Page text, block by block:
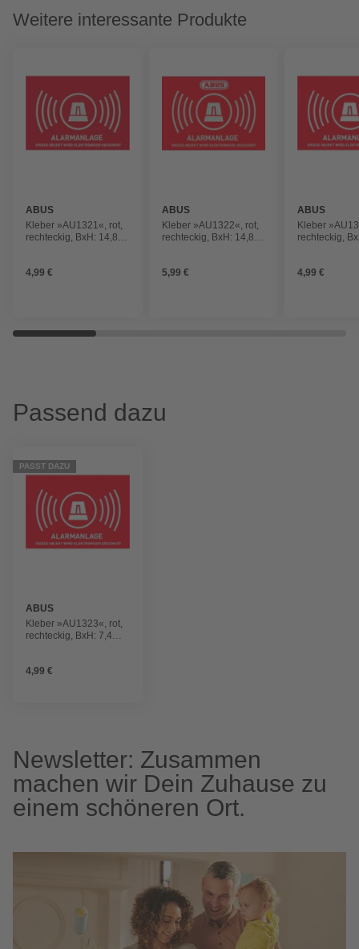
Weitere interessante Produkte
ABUS
Kleber »AU1321«, rot,
rechteckig, BxH: 14,8
4,99 €
ABUS
Kleber »AU1322«, rot,
rechteckig, BxH: 14,8
5,99 €
ABUS
Kleber
rechteckig,
4,99 €
Passend dazu
PASST DAZU
ABUS
Kleber »AU1323«, rot,
rechteckig, BxH: 7,4
4,99 €
Newsletter: Zusammen
machen wir Dein Zuhause zu
einem schöneren Ort.